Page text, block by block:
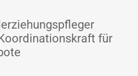
für